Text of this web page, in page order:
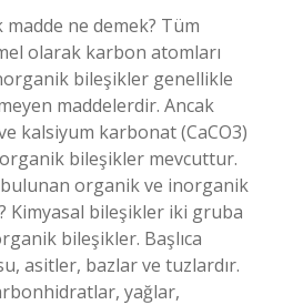
ne demek? Tüm
olarak karbon atomları
bileşikler genellikle
maddelerdir. Ancak
kalsiyum karbonat (CaCO3)
bileşikler mevcuttur.
organik ve inorganik
Kimyasal bileşikler iki gruba
bileşikler. Başlıca
asitler, bazlar ve tuzlardır.
yağlar,